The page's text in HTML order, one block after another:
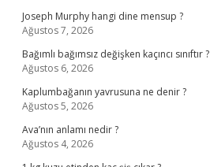
Joseph Murphy hangi dine mensup ?
Ağustos 7, 2026
Bağımlı bağımsız değişken kaçıncı sınıftır ?
Ağustos 6, 2026
Kaplumbağanın yavrusuna ne denir ?
Ağustos 5, 2026
Ava’nın anlamı nedir ?
Ağustos 4, 2026